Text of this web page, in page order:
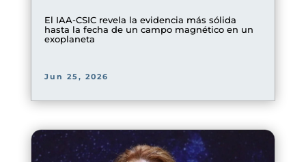
El IAA-CSIC revela la evidencia más sólida
hasta la fecha de un campo magnético en un
exoplaneta
Jun 25, 2026